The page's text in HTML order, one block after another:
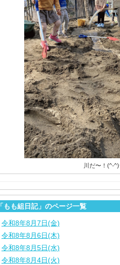
川だ〜！(^-
「もも組日記」のページ一覧
令和8年8月7日(金)
令和8年8月6日(木)
令和8年8月5日(水)
令和8年8月4日(火)